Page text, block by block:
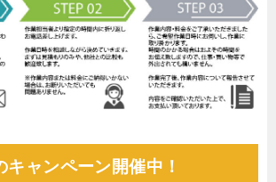
キャンペーン開催中！